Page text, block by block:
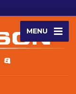
MENU